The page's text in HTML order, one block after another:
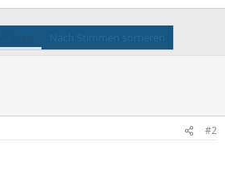
Nach Stimmen sortieren
#2